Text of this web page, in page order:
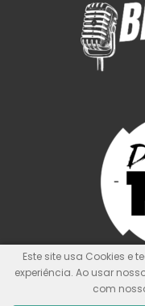
Este site usa Cookies e
experiência. Ao usar
com